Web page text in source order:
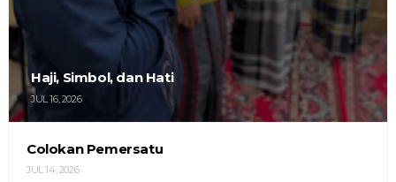
Haji, Simbol, dan Hati
JUL 16, 2026
Colokan Pemersatu
JUL 14, 2026